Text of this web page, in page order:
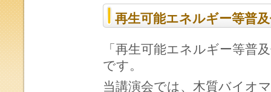
再生可能エネルギー等普
「再生可能エネルギー等普
です。
当講演会では、木質バイオ